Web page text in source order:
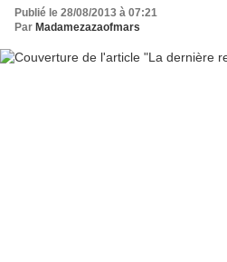
Publié le 28/08/2013 à 07:21
Par Madamezazaofmars